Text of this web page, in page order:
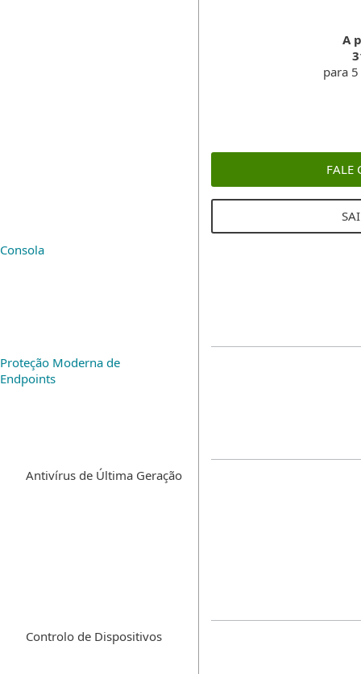
A
para
FALE
Consola
Proteção Moderna de
Endpoints
Antivírus de Última Geração
Controlo de Dispositivos